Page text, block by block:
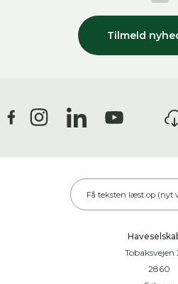
Tilmeld
Få teksten læst op (nyt
Tobaksvejen
2860